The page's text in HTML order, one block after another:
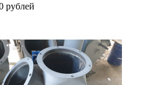
рублей